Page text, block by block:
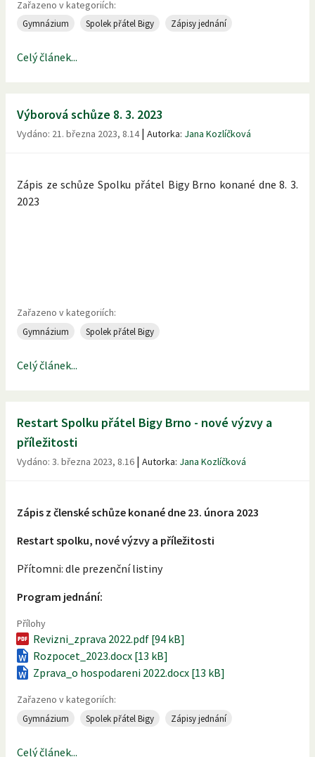
Zařazeno v kategoriích:
Gymnázium Spolek přátel Bigy Zápisy jednání
Celý článek...
Výborová schůze 8. 3. 2023
Vydáno: 21. března 2023, 8.14| Autorka: Jana Kozlíčková
Zápis ze schůze Spolku přátel Bigy Brno konané dne 8. 3.
2023
Zařazeno v kategoriích:
Gymnázium Spolek přátel Bigy
Celý článek...
Restart Spolku přátel Bigy Brno - nové výzvy a
příležitosti
Vydáno: 3. března 2023, 8.16 | Autorka: Jana Kozlíčková
Zápis z členské schůze konané dne 23. února 2023
Restart spolku, nové výzvy a příležitosti
Přítomni: dle prezenční listiny
Program jednání:
Přílohy
Revizni_zprava 2022.pdf [94 kB]
Rozpocet_2023.docx [13 kB]
Zprava_o hospodareni 2022.docx [13 kB]
Zařazeno v kategoriích:
Gymnázium Spolek přátel Bigy Zápisy jednání
Celý článek...